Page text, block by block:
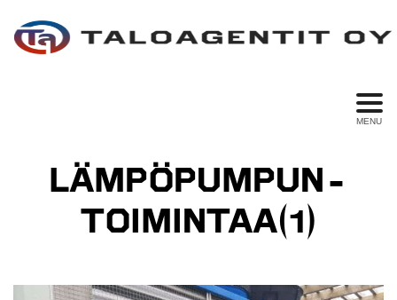
MENU
LÄMPÖPUMPUN-
TOIMINTAA(1)